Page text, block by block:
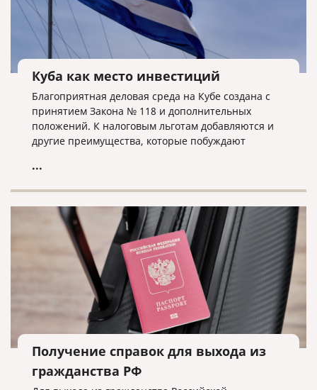
Куба как место инвестиций
Благоприятная деловая среда на Кубе создана с
принятием Закона № 118 и дополнительных
положений. К налоговым льготам добавляются и
другие преимущества, которые побуждают
качестве места для инвестиций.
...
Получение справок для выхода из
гражданства РФ